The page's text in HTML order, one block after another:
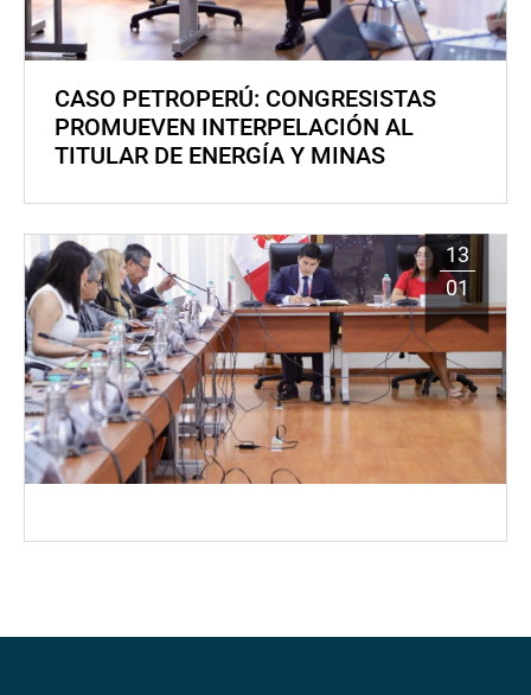
CASO PETROPERÚ: CONGRESISTAS
PROMUEVEN INTERPELACIÓN AL
TITULAR DE ENERGÍA Y MINAS
13
01